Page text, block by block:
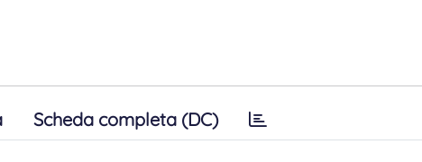
Scheda completa (DC)